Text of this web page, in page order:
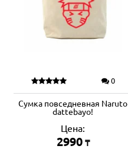
0
Сумка повседневная Naruto
dattebayo!
Цена:
2990 ₸